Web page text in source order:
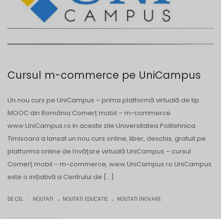
Cursul m-commerce pe UniCampus
Un nou curs pe UniCampus – prima platformă virtuală de tip
MOOC din România Comerț mobil – m-commerce
www.UniCampus.ro In aceste zile Universitatea Politehnica
Timisoara a lansat un nou curs online, liber, deschis, gratuit pe
platforma online de învățare virtuală UniCampus – cursul
Comerț mobil – m-commerce, www.UniCampus.ro UniCampus
este o inițiativă a Centrului de […]
DE CEL NOUTATI . NOUTATI EDUCATIE . NOUTATI INOVARE